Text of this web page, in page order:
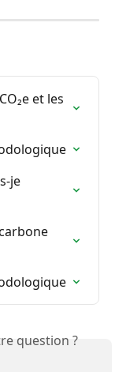
et les
je
question ?